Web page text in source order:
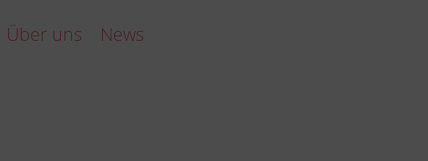
Über uns News